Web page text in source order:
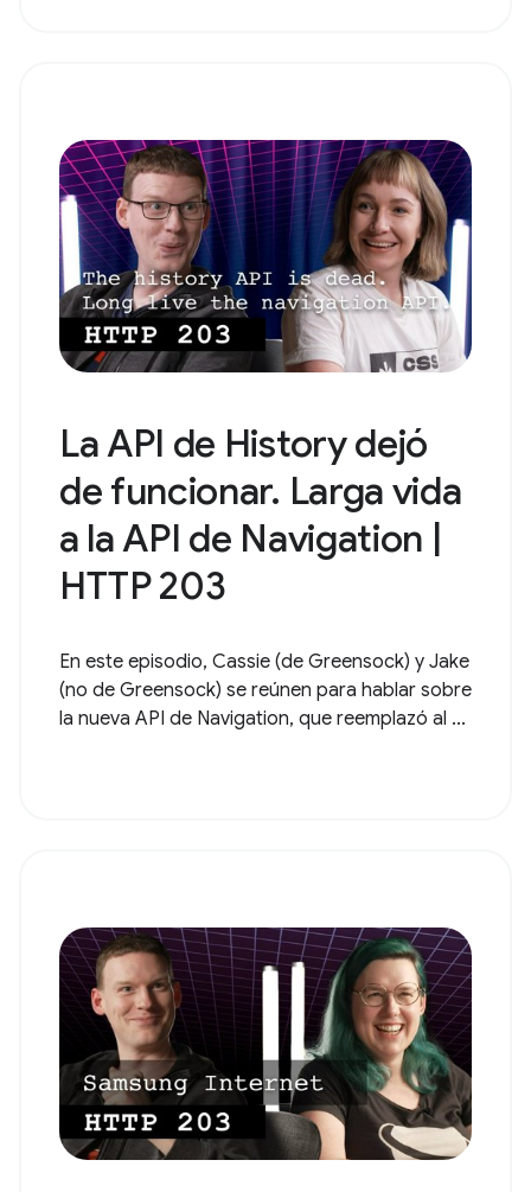
La API de History dejó
de funcionar. Larga vida
a la API de Navigation |
HTTP 203
En este episodio, Cassie (de Greensock) y Jake
(no de Greensock) se reúnen para hablar sobre
la nueva API de Navigation, que reemplazó al ...